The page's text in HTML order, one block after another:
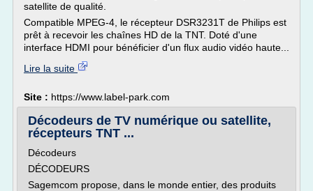
satellite de qualité.
Compatible MPEG-4, le récepteur DSR3231T de Philips est
prêt à recevoir les chaînes HD de la TNT. Doté d'une
interface HDMI pour bénéficier d'un flux audio vidéo haute...
Lire la suite
Site : https://www.label-park.com
Décodeurs de TV numérique ou satellite,
récepteurs TNT ...
Décodeurs
DÉCODEURS
Sagemcom propose, dans le monde entier, des produits